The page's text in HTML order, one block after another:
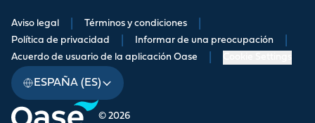
© 2026
Aviso legal Términos y condiciones
Política de privacidad Informar de una preocupación
Acuerdo de usuario de la aplicación Oase
ESPAÑA (ES)